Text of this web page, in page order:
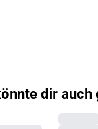
dir auch